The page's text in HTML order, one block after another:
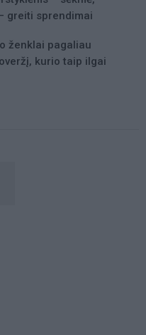
greiti sprendimai
ženklai pagaliau
kurio taip ilgai